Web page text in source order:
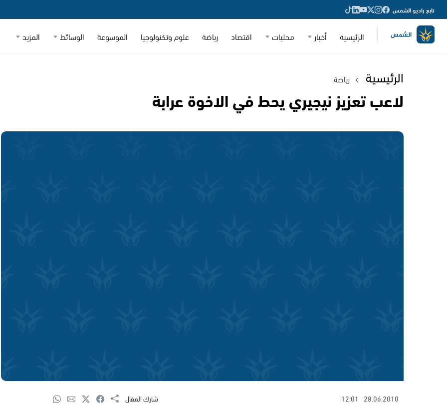
تابع راديو الشمس
الرئيسية أخبار محليات اقتصاد رياضة علوم وتكنولوجيا الموسوعة الوسائط المزيد
الرئيسية رياضة
لاعب تعزيز نيجيري يحط في الاخوة عرابة
28.06.2010
12:01 شارك المقال